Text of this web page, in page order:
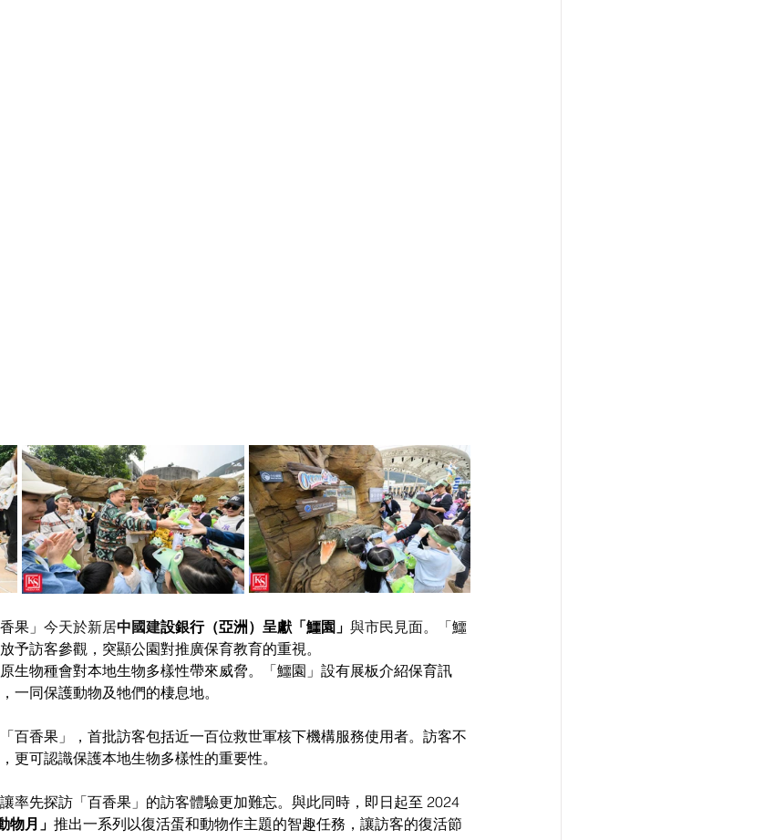
果」 今天於新居中國建設銀行（亞洲）呈獻「鱷園」 與市民見面。「鱷
予訪客參觀，突顯公園對推廣保育教育的重視。
生物種會對本地生物多樣性帶來威脅。
「鱷園」設有展板介紹保育訊
一同保護動物及牠們的棲息地。
百香果」，首批訪客包括近一百位救世軍核下機構服務使用者。訪客不
更可認識保護本地生物多樣性的重要性。
率先探訪「百香果」的訪客體驗更加難忘。與此同時，即日起至 2024
物月」 推出一系列以復活蛋和動物作主題的智趣任務，讓訪客的復活節